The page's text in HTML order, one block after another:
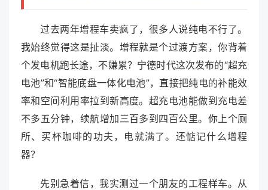
过去两年增程车卖疯了，很多人说纯电不行了。
我始终觉得这是扯淡。增程就是个过渡方案，你背着
个发电机跑长途，不嫌累？宁德时代这次发布的“超充
电池”和“智能底盘一体化电池”，直接把纯电的补能效
率和空间利用率拉到新高度。超充电池能做到充电差
不多五分钟，续航增加三百多到四百公里。你上个厕
所、买杯咖啡的功夫，电就满了。还惦记什么增程
器？
先别急着信，我实测过一个朋友的工程样车。从